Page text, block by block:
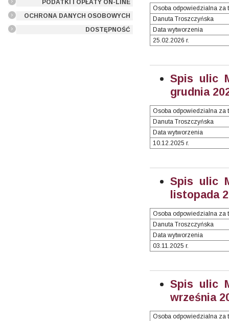
PODATKI I OPŁATY ON-LINE
OCHRONA DANYCH OSOBOWYCH
DOSTĘPNOŚĆ
Osoba odpowiedzialna za
Danuta Troszczyńska
Data wytworzenia
25.02.2026 r.
Spis ulic
grudnia
Osoba odpowiedzialna za
Danuta Troszczyńska
Data wytworzenia
10.12.2025 r.
Spis ulic
listopada
Osoba odpowiedzialna za
Danuta Troszczyńska
Data wytworzenia
03.11.2025 r.
Spis ulic
września
Osoba odpowiedzialna za